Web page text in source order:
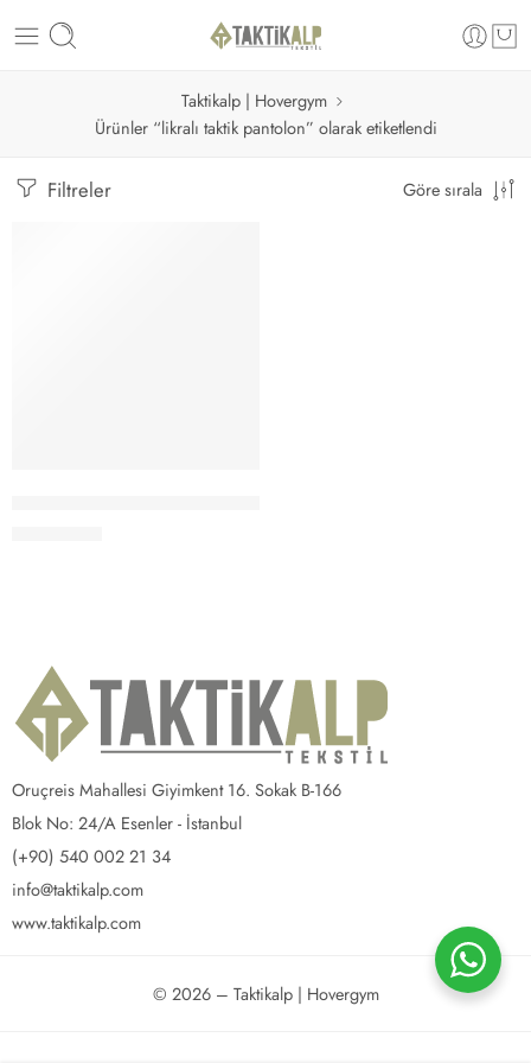
Taktikalp | Hovergym
Ürünler “likralı taktik pantolon” olarak etiketlendi
Filtreler Göre sırala
Oruçreis Mahallesi Giyimkent 16. Sokak B-166
Blok No: 24/A Esenler - İstanbul
(+90) 540 002 21 34
info@taktikalp.com
www.taktikalp.com
© 2026 – Taktikalp | Hovergym